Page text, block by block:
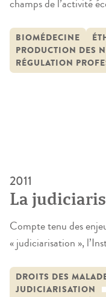
champs de l’activité
éthique : la relation
médecin, homme de
décisions concernant
BIOMÉDECINE
PRODUCTION DES
RÉGULATION
2011
La
Compte tenu des
« judiciarisation »,
le phénomène de
menée présente des
DROITS DES
JUDICIARISATION